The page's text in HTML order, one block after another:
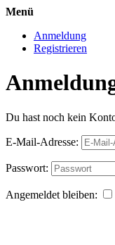
Menü
Anmeldung
Registrieren
Du hast noch kein
E-Mail-Adresse:
Passwort:
Angemeldet bleiben: